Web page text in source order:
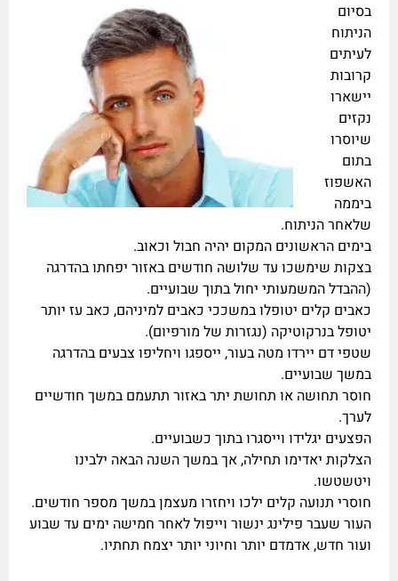
בסיום
הניתוח
לעיתים
קרובות
יישארו
נקזים
שיוסרו
בתום
האשפוז
ביממה
שלאחר הניתוח.
בימים הראשונים המקום יהיה חבול וכאוב.
בצקות שימשכו עד שלושה חודשים באזור יפחתו בהדרגה
(ההבדל המשמעותי יחול בתוך שבועיים.
כאבים קלים יטופלו במשככי כאבים למיניהם, כאב עז יותר
יטופל בנרקוטיקה (נגזרות של מורפיום).
שטפי דם יירדו מטה בעור, ייספגו ויחליפו צבעים בהדרגה
במשך שבועיים.
חוסר תחושה או תחושת יתר באזור תתעמם במשך חודשיים
לערך.
הפצעים יגלידו וייסגרו בתוך כשבועיים.
הצלקות יאדימו תחילה, אך במשך השנה הבאה ילבינו
ויטשטשו.
חוסרי תנועה קלים ילכו ויחזרו מעצמן במשך מספר חודשים.
העור שעבר פילינג ינשור וייפול לאחר חמישה ימים עד שבוע
ועור חדש, אדמדם יותר וחיוני יותר יצמח תחתיו.